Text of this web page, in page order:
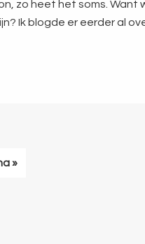
zo heet het soms. Want
Ik blogde er eerder al
»